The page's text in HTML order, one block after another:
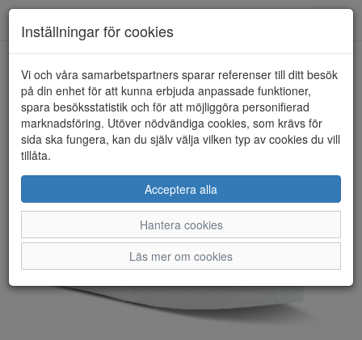
HEM LEAF
Inställningar för cookies
Vi och våra samarbetspartners sparar referenser till ditt besök
på din enhet för att kunna erbjuda anpassade funktioner,
spara besöksstatistik och för att möjliggöra personifierad
marknadsföring. Utöver nödvändiga cookies, som krävs för
sida ska fungera, kan du själv välja vilken typ av cookies du vill
tillåta.
Acceptera alla
Hantera cookies
Läs mer om cookies